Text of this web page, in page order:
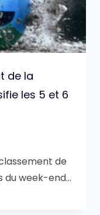
de la
les 5 et 6
de
du week-end…